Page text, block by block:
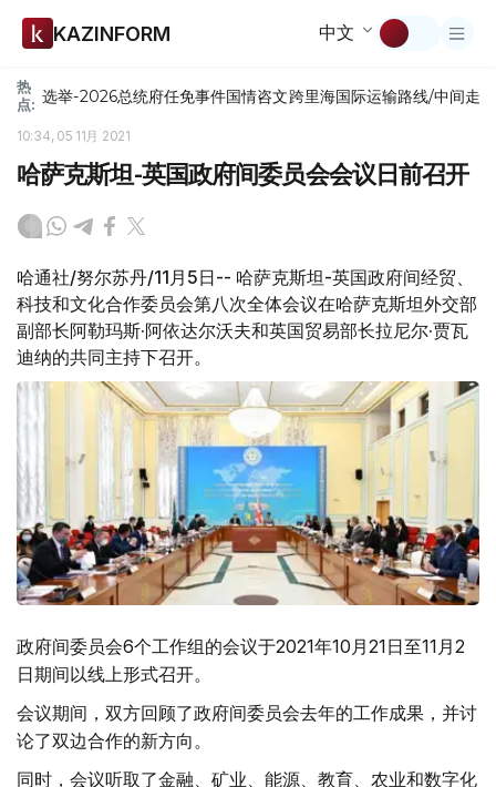
KAZINFORM 中文
热
点: 选举-2026总统府任免事件国情咨文跨里海国际运输路线/中间走廊
10:34, 05 11月 2021
哈萨克斯坦-英国政府间委员会会议日前召开
哈通社/努尔苏丹/11月5日-- 哈萨克斯坦-英国政府间经贸、
科技和文化合作委员会第八次全体会议在哈萨克斯坦外交部
副部长阿勒玛斯·阿依达尔沃夫和英国贸易部长拉尼尔·贾瓦
迪纳的共同主持下召开。
政府间委员会6个工作组的会议于2021年10月21日至11月2
日期间以线上形式召开。
会议期间，双方回顾了政府间委员会去年的工作成果，并讨
论了双边合作的新方向。
同时，会议听取了金融、矿业、能源、教育、农业和数字化